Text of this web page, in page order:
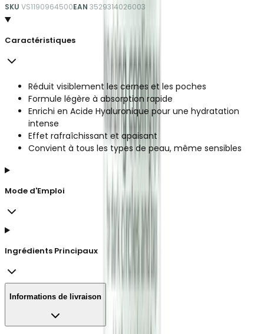
SKU VS1190964500EAN 3529314026003
Caractéristiques
Réduit visiblement les cernes et les poches
Formule légère à absorption rapide
Enrichi en Acide Hyaluronique pour une hydratation
intense
Effet rafraîchissant et apaisant
Convient à tous les types de peau, même sensibles
Mode d'Emploi
Ingrédients Principaux
Informations de livraison